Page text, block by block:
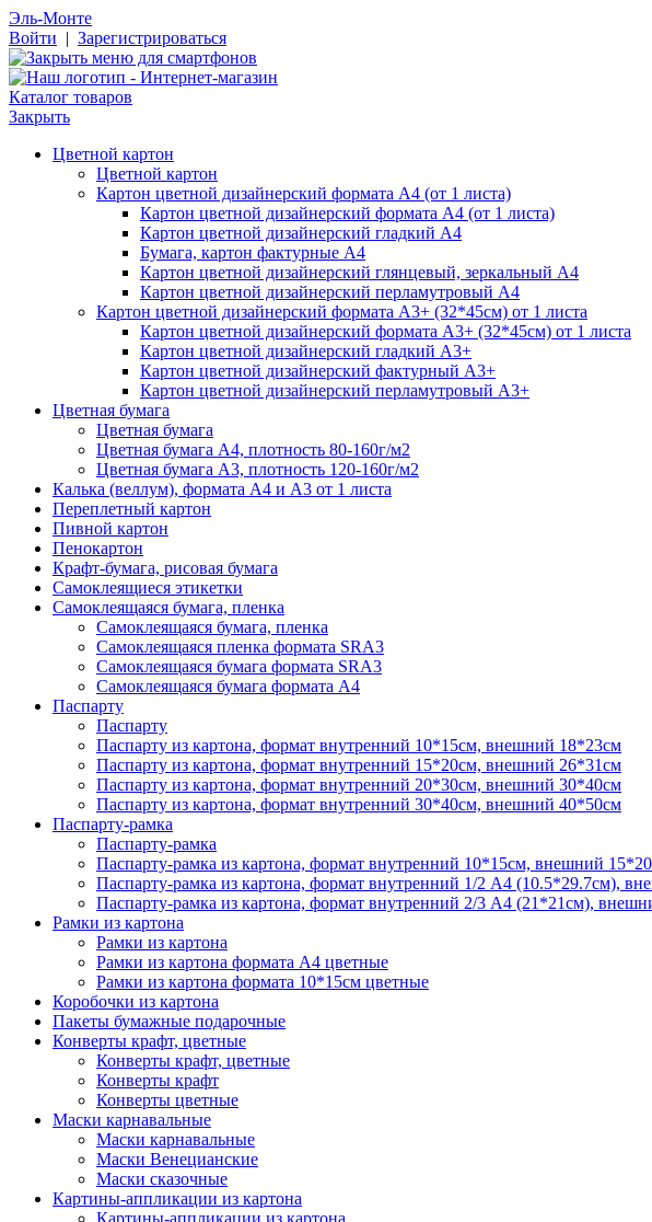
Эль-Монте
Войти | Зарегистрироваться
Каталог товаров
Закрыть
Цветной картон
Цветной картон
Картон цветной дизайнерский формата А4 (от 1 листа)
Картон цветной дизайнерский формата А4 (от 1 листа)
Картон цветной дизайнерский гладкий А4
Бумага, картон фактурные А4
Картон цветной дизайнерский глянцевый, зеркальный А4
Картон цветной дизайнерский перламутровый А4
Картон цветной дизайнерский формата А3+ (32*45см) от 1 листа
Картон цветной дизайнерский формата А3+ (32*45см) от 1 листа
Картон цветной дизайнерский гладкий А3+
Картон цветной дизайнерский фактурный А3+
Картон цветной дизайнерский перламутровый А3+
Цветная бумага
Цветная бумага
Цветная бумага А4, плотность 80-160г/м2
Цветная бумага А3, плотность 120-160г/м2
Калька (веллум), формата А4 и А3 от 1 листа
Переплетный картон
Пивной картон
Пенокартон
Крафт-бумага, рисовая бумага
Самоклеящиеся этикетки
Самоклеящаяся бумага, пленка
Самоклеящаяся бумага, пленка
Самоклеящаяся пленка формата SRА3
Самоклеящаяся бумага формата SRА3
Самоклеящаяся бумага формата А4
Паспарту
Паспарту
Паспарту из картона, формат внутренний 10*15см, внешний 18*23см
Паспарту из картона, формат внутренний 15*20см, внешний 26*31см
Паспарту из картона, формат внутренний 20*30см, внешний 30*40см
Паспарту из картона, формат внутренний 30*40см, внешний 40*50см
Паспарту-рамка
Паспарту-рамка
Паспарту-рамка из картона, формат внутренний 10*15см, внешний
Паспарту-рамка из картона, формат внутренний 1/2 А4 (10.5*29.7см),
Паспарту-рамка из картона, формат внутренний 2/3 А4 (21*21см),
Рамки из картона
Рамки из картона
Рамки из картона формата А4 цветные
Рамки из картона формата 10*15см цветные
Коробочки из картона
Пакеты бумажные подарочные
Конверты крафт, цветные
Конверты крафт, цветные
Конверты крафт
Конверты цветные
Маски карнавальные
Маски карнавальные
Маски Венецианские
Маски сказочные
Картины-аппликации из картона
Картины-аппликации из картона